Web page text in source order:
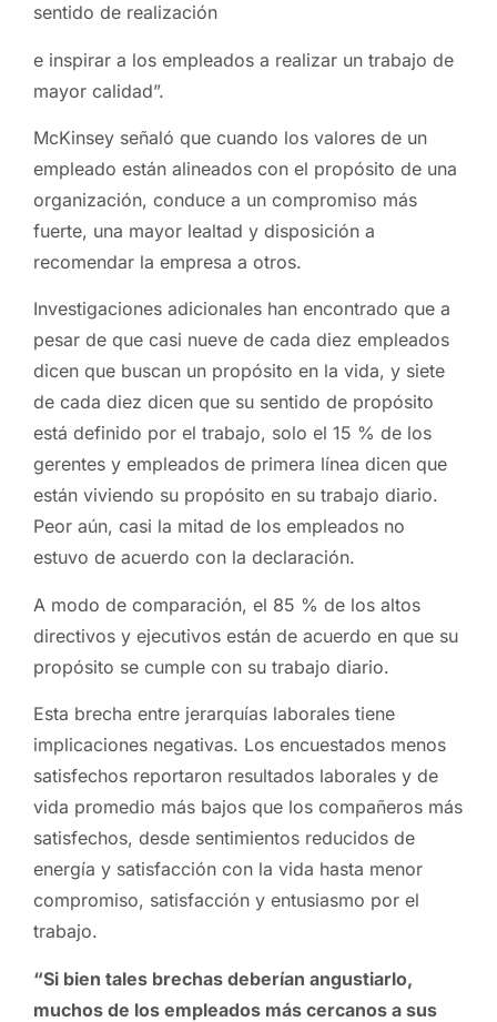
sentido de realización
e inspirar a los empleados a realizar un trabajo de
mayor calidad”.
McKinsey señaló que cuando los valores de un
empleado están alineados con el propósito de una
organización, conduce a un compromiso más
fuerte, una mayor lealtad y disposición a
recomendar la empresa a otros.
Investigaciones adicionales han encontrado que a
pesar de que casi nueve de cada diez empleados
dicen que buscan un propósito en la vida, y siete
de cada diez dicen que su sentido de propósito
está definido por el trabajo, solo el 15 % de los
gerentes y empleados de primera línea dicen que
están viviendo su propósito en su trabajo diario.
Peor aún, casi la mitad de los empleados no
estuvo de acuerdo con la declaración.
A modo de comparación, el 85 % de los altos
directivos y ejecutivos están de acuerdo en que su
propósito se cumple con su trabajo diario.
Esta brecha entre jerarquías laborales tiene
implicaciones negativas. Los encuestados menos
satisfechos reportaron resultados laborales y de
vida promedio más bajos que los compañeros más
satisfechos, desde sentimientos reducidos de
energía y satisfacción con la vida hasta menor
compromiso, satisfacción y entusiasmo por el
trabajo.
“Si bien tales brechas deberían angustiarlo,
muchos de los empleados más cercanos a sus